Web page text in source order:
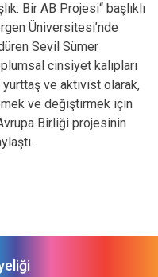
Bir AB Projesi“ başlıklı
Üniversitesi’nde
Sevil Sümer
cinsiyet kalıpları
yurttaş ve aktivist olarak,
ve değiştirmek için
Avrupa Birliği projesinin